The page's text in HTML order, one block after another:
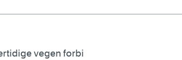
vegen forbi